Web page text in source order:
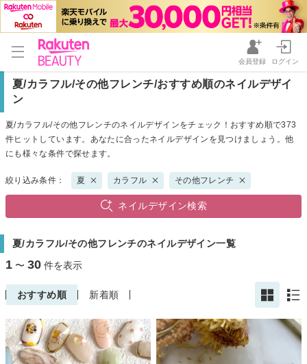
会員登録 ログイン
夏/カラフル/その他フレンチ/おすすめ順のネイルデザイ
ン
夏/カラフル/その他フレンチのネイルデザインをチェック！おすすめ順で373
件ヒットしています。あなたに合ったネイルデザインを見つけましょう。他
にも様々な条件で探せます。
絞り込み条件： 夏 カラフル その他フレンチ
ネイルデザイン検索
夏/カラフル/その他フレンチのネイルデザイン一覧
1 〜 30 件を表示
おすすめ順 新着順